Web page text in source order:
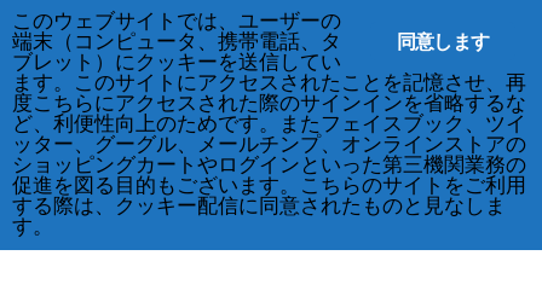
同意します
このウェブサイトでは、ユーザーの
端末（コンピュータ、携帯電話、タ
ブレット）にクッキーを送信してい
ます。このサイトにアクセスされたことを記憶させ、再
度こちらにアクセスされた際のサインインを省略するな
ど、利便性向上のためです。またフェイスブック、ツイ
ッター、グーグル、メールチンプ、オンラインストアの
ショッピングカートやログインといった第三機関業務の
促進を図る目的もございます。こちらのサイトをご利用
する際は、クッキー配信に同意されたものと見なしま
す。